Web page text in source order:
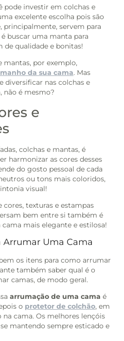
pode investir em colchas e
excelente escolha pois são
principalmente, servem para
buscar uma manta para
de qualidade e bonitas!
mantas, por exemplo,
da sua cama. Mas
diversificar nas colchas e
não é mesmo?
e
colchas e mantas, é
harmonizar as cores desses
do gosto pessoal de cada
ou tons mais coloridos,
visual!
texturas e estampas
bem entre si também é
mais elegante e estilosa!
Arrumar Uma Cama
os itens para como arrumar
também saber qual é o
camas, de modo geral.
arrumação de uma cama é
o protetor de colchão, em
cama. Os melhores lençóis
mantendo sempre esticado e